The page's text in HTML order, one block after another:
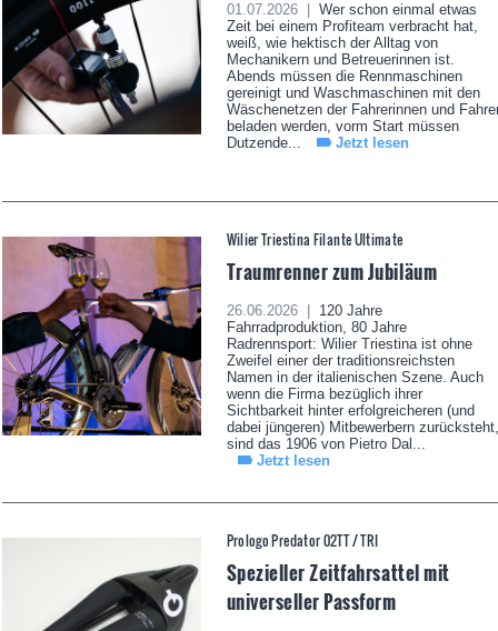
01.07.2026 |
Wer schon einmal etwas
Zeit bei einem Profiteam verbracht hat,
weiß, wie hektisch der Alltag von
Mechanikern und Betreuerinnen ist.
Abends müssen die Rennmaschinen
gereinigt und Waschmaschinen mit den
Wäschenetzen der Fahrerinnen und
beladen werden, vorm Start müssen
Dutzende...
Jetzt lesen
Wilier Triestina Filante Ultimate
Traumrenner zum Jubiläum
26.06.2026 |
120 Jahre
Fahrradproduktion, 80 Jahre
Radrennsport: Wilier Triestina ist ohne
Zweifel einer der traditionsreichsten
Namen in der italienischen Szene. Auch
wenn die Firma bezüglich ihrer
Sichtbarkeit hinter erfolgreicheren (und
dabei jüngeren) Mitbewerbern zurücksteht,
sind das 1906 von Pietro Dal...
Jetzt lesen
Prologo Predator 02TT / TRI
Spezieller Zeitfahrsattel mit
universeller Passform